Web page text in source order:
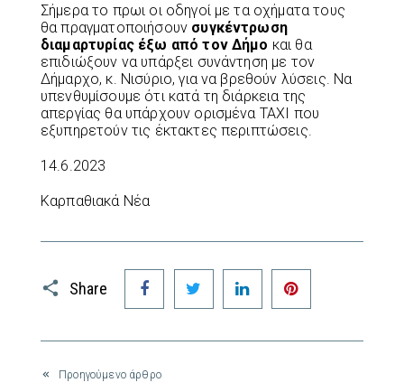
Σήμερα το πρωι οι οδηγοί με τα οχήματα τους
θα πραγματοποιήσουν συγκέντρωση
διαμαρτυρίας έξω από τον Δήμο και θα
επιδιώξουν να υπάρξει συνάντηση με τον
Δήμαρχο, κ. Νισύριο, για να βρεθούν λύσεις. Να
υπενθυμίσουμε ότι κατά τη διάρκεια της
απεργίας θα υπάρχουν ορισμένα ΤΑΧΙ που
εξυπηρετούν τις έκτακτες περιπτώσεις.
14.6.2023
Καρπαθιακά Νέα
Share
Facebook Twitter LinkedIn
Προηγούμενο άρθρο